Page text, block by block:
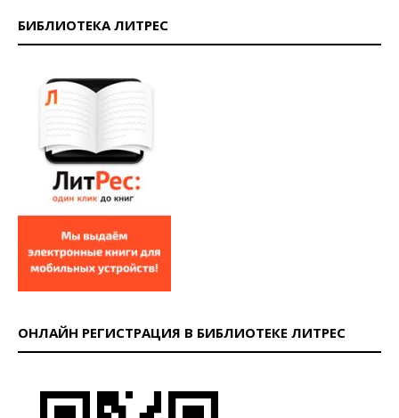
БИБЛИОТЕКА ЛИТРЕС
ОНЛАЙН РЕГИСТРАЦИЯ В БИБЛИОТЕКЕ ЛИТРЕС